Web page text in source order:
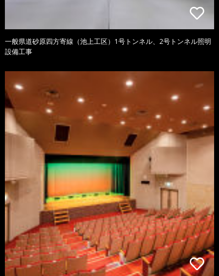
一般県道砂原四方寄線（池上工区）1号トンネル、2号トンネル照明
設備工事